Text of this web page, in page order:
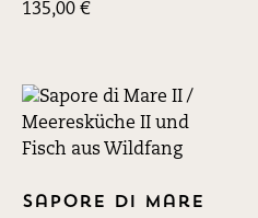
135,00 €
Sapore di Mare